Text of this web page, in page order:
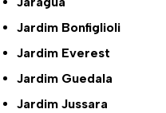
Jardim Bonfiglioli
Jardim Everest
Jardim Guedala
Jardim Jussara